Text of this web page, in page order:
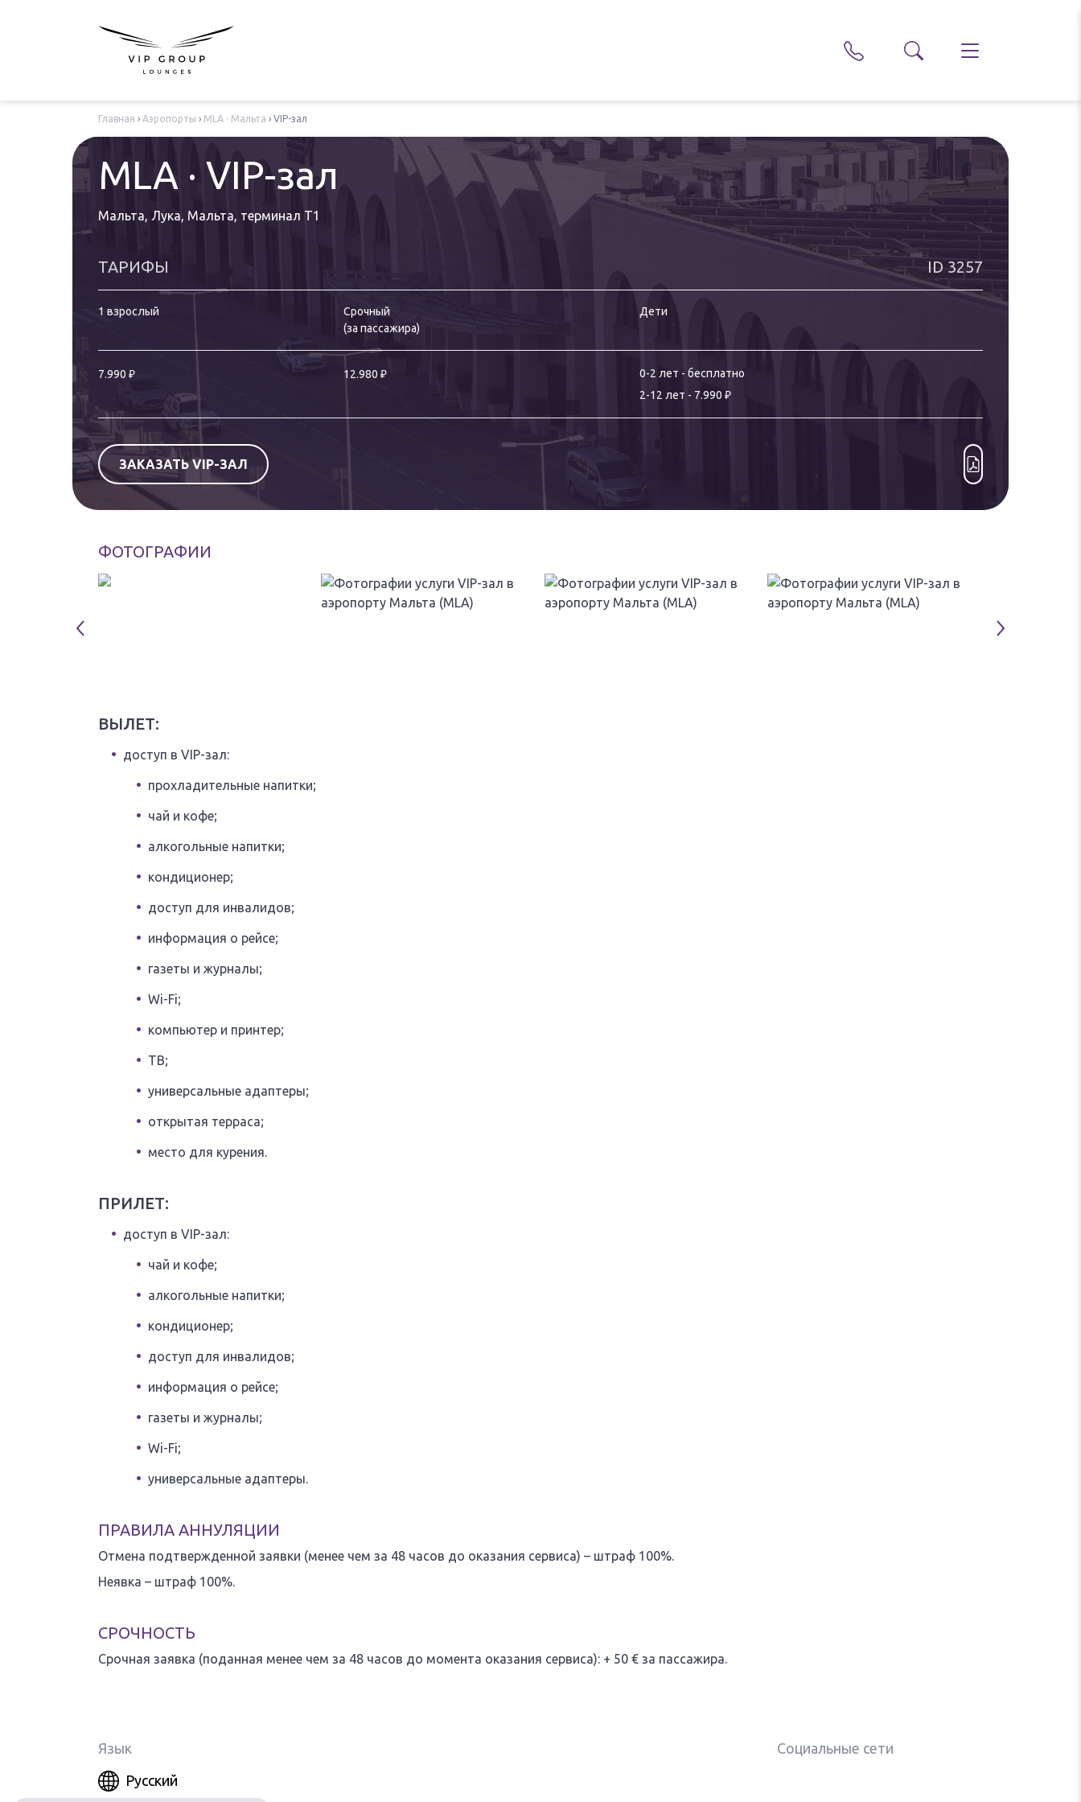
Главная › Аэропорты › MLA · Мальта › VIP-зал
MLA · VIP-зал
Мальта, Лука, Мальта, терминал T1
ТАРИФЫ ID3257
1 взрослый
Срочный
(за пассажира)
Дети
7.990 ₽ 12.980 ₽ 0-2 лет - бесплатно
2-12 лет - 7.990 ₽
ЗАКАЗАТЬ VIP-ЗАЛ
ФОТОГРАФИИ
ВЫЛЕТ:
доступ в VIP-зал:
прохладительные напитки;
чай и кофе;
алкогольные напитки;
кондиционер;
доступ для инвалидов;
информация о рейсе;
газеты и журналы;
Wi-Fi;
компьютер и принтер;
ТВ;
универсальные адаптеры;
открытая терраса;
место для курения.
ПРИЛЕТ:
доступ в VIP-зал:
чай и кофе;
алкогольные напитки;
кондиционер;
доступ для инвалидов;
информация о рейсе;
газеты и журналы;
Wi-Fi;
универсальные адаптеры.
ПРАВИЛА АННУЛЯЦИИ
Отмена подтвержденной заявки (менее чем за 48 часов до оказания сервиса) – штраф 100%.
Неявка – штраф 100%.
СРОЧНОСТЬ
Срочная заявка (поданная менее чем за 48 часов до момента оказания сервиса): + 50 € за пассажира.
Язык
Русский
Социальные сети